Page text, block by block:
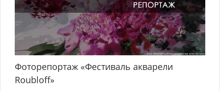
Фоторепортаж «Фестиваль акварели
Roubloff»